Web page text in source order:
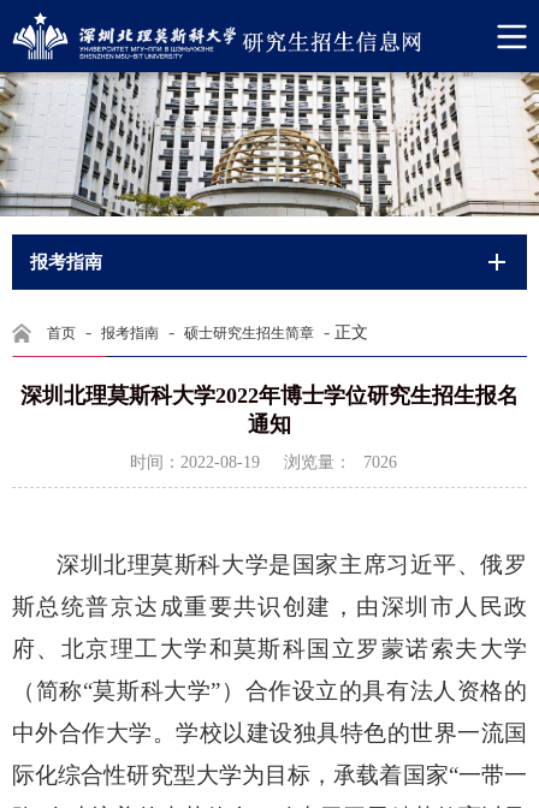
报考指南
首页 - 报考指南 - 硕士研究生招生简章 - 正文
深圳北理莫斯科大学2022年博士学位研究生招生报名
通知
时间：2022-08-19 浏览量： 7026
深圳北理莫斯科大学是国家主席习近平、俄罗
斯总统普京达成重要共识创建，由深圳市人民政
府、北京理工大学和莫斯科国立罗蒙诺索夫大学
（简称“莫斯科大学”） 合作设立的具有法人资格的
中外合作大学。学校以建设独具特色的世界一流国
际化综合性研究型大学为目标，承载着国家“一带一